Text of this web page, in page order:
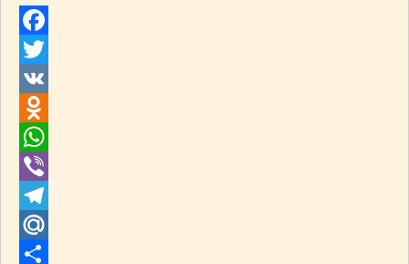
Facebook
Twitter
VK
Odnoklassniki
WhatsApp
Viber
Telegram
Mail.Ru